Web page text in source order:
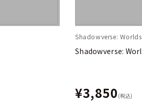
Shadowverse:
Shadowverse:
¥3,850 (税込)